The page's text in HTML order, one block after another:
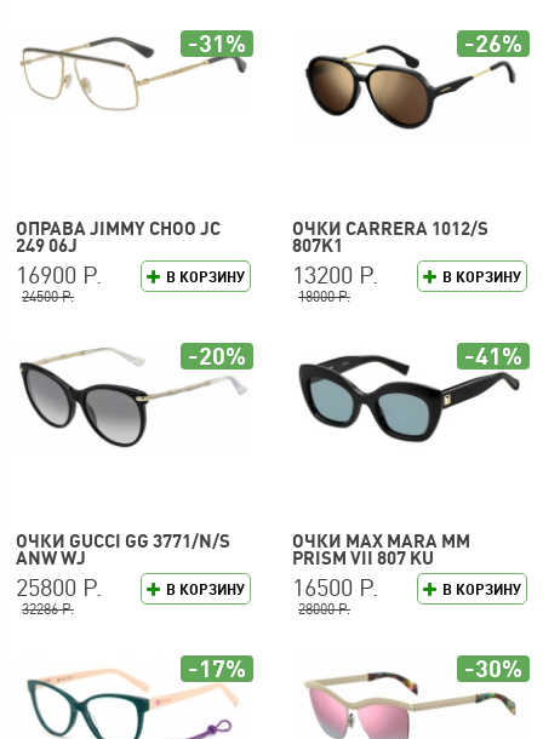
ОПРАВА JIMMY CHOO JC
249 06J
В КОРЗИНУ
16900 Р.
24500 Р.
-31%
ОЧКИ CARRERA 1012/S
807K1
В КОРЗИНУ
13200 Р.
18000 Р.
-26%
ОЧКИ GUCCI GG 3771/N/S
ANW WJ
В КОРЗИНУ
25800 Р.
32286 Р.
-20%
ОЧКИ MAX MARA MM
PRISM VII 807 KU
В КОРЗИНУ
16500 Р.
28000 Р.
-41%
-17% -30%